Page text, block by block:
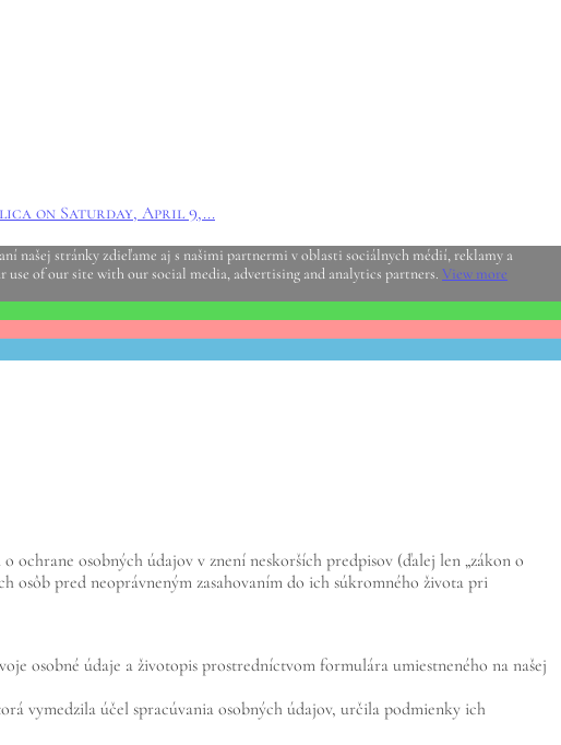
on Saturday, April 9,...
našej stránky zdieľame aj s našimi partnermi v oblasti sociálnych médií, reklamy a
of our site with our social media, advertising and analytics partners. View more
ochrane osobných údajov v znení neskorších predpisov (ďalej len „zákon o
osôb pred neoprávneným zasahovaním do ich súkromného života pri
osobné údaje a životopis prostredníctvom formulára umiestneného na našej
vymedzila účel spracúvania osobných údajov, určila podmienky ich